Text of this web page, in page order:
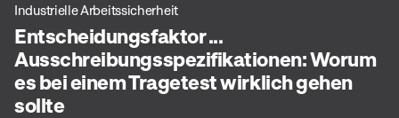
Industrielle Arbeitssicherheit
Entscheidungsfaktor ...
Ausschreibungsspezifikationen: Worum
es bei einem Tragetest wirklich gehen
sollte